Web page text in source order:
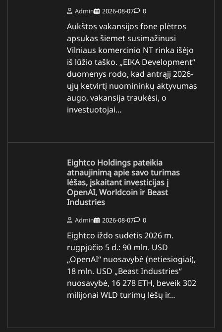
Admin 2026-08-07 0
Aukštos vakansijos fone plėtros
apsukas šiemet susimažinusi
Vilniaus komercinio NT rinka išėjo
iš lūžio taško. „EIKA Development“
duomenys rodo, kad antrąjį 2026-
ųjų ketvirtį nuomininkų aktyvumas
augo, vakansija traukėsi, o
investuotojai…
Eightco Holdings pateikia
atnaujinimą apie savo turimas
lėšas, įskaitant investicijas į
OpenAI, Worldcoin ir Beast
Industries
Admin 2026-08-07 0
Eightco iždo sudėtis 2026 m.
rugpjūčio 5 d.: 90 mln. USD
„OpenAI“ nuosavybė (netiesiogiai),
18 mln. USD „Beast Industries“
nuosavybė, 16 278 ETH, beveik 302
milijonai WLD turimų lėšų ir…